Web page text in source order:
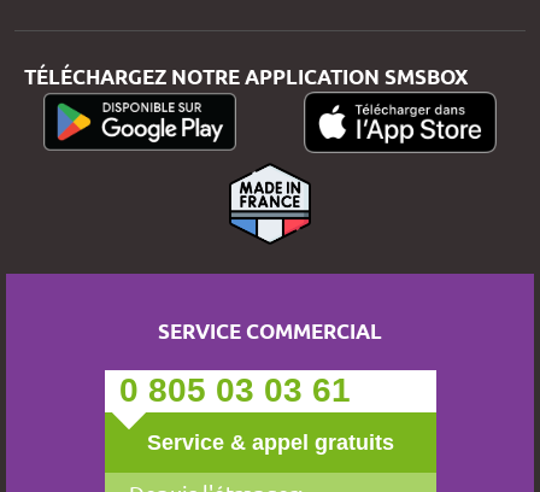
TÉLÉCHARGEZ NOTRE APPLICATION SMSBOX
SERVICE COMMERCIAL
0 805 03 03 61
Service & appel gratuits